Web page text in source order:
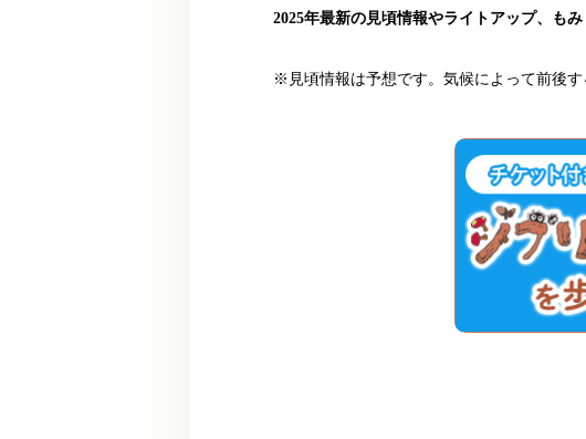
2025年最新の見頃情報やライトアップ、も
※見頃情報は予想です。気候によって前後す